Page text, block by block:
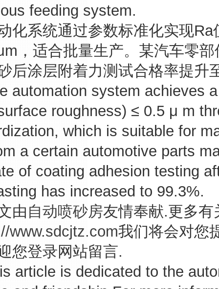
feeding system.
统通过参数标准化实现Ra
，适合批量生产。某汽车零
后涂层附着力测试合格率提升
system achieves a
roughness) ≤ 0.5 μ m
which is suitable for
a certain automotive parts
of coating adhesion testing
has increased to 99.3%.
自动喷砂房友情奉献.更多有
www.sdcjtz.com我们将会对您
您登录网站留言.
is dedicated to the